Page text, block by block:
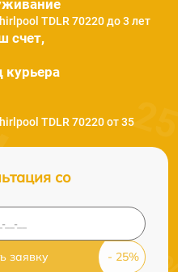
TDLR 70220 до 3 лет
счет,
курьера
TDLR 70220 от 35
со
заявку